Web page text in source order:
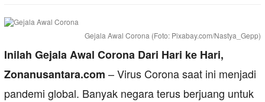
Gejala Awal Corona (Foto: Pixabay.com/Nastya_Gepp)
Inilah Gejala Awal Corona Dari Hari ke Hari,
Zonanusantara.com – Virus Corona saat ini menjadi
pandemi global. Banyak negara terus berjuang untuk